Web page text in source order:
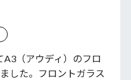
（アウディ）のフロ
した。フロントガラス